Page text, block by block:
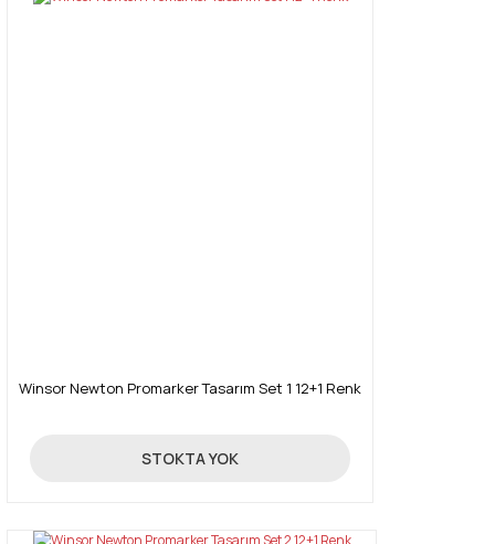
Winsor Newton Promarker Tasarım Set 1 12+1 Renk
390,00 TL
STOKTA YOK